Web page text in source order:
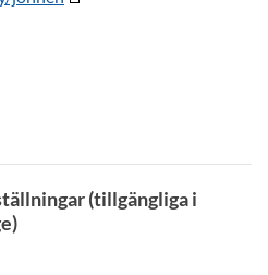
(tillgängliga i